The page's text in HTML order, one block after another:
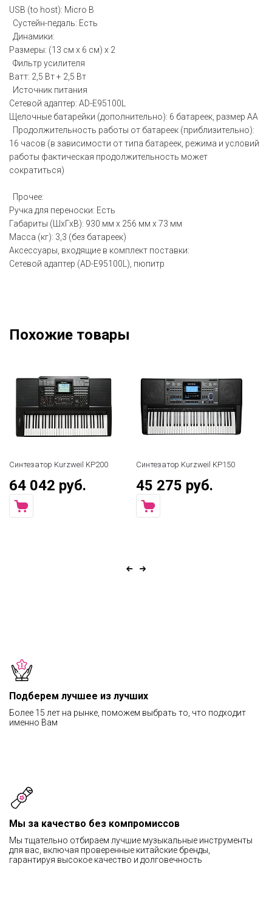
USB (to host): Micro B
Сустейн-педаль: Есть
Динамики:
Размеры: (13 см x 6 см) x 2
Фильтр усилителя
Ватт: 2,5 Вт + 2,5 Вт
Источник питания
Сетевой адаптер: AD-E95100L
Щелочные батарейки (дополнительно): 6 батареек, размер AA
Продолжительность работы от батареек (приблизительно):
16 часов (в зависимости от типа батареек, режима и условий
работы фактическая продолжительность может
сократиться)
Прочее:
Ручка для переноски: Есть
Габариты (ШхГхВ): 930 мм х 256 мм х 73 мм
Масса (кг): 3,3 (без батареек)
Аксессуары, входящие в комплект поставки:
Сетевой адаптер (AD-E95100L), пюпитр
Похожие товары
Kurzweil KP200
руб.
Синтезатор Kurzweil KP150
45 275 руб.
Подберем лучшее из лучших
Более 15 лет на рынке, поможем выбрать то, что подходит
именно Вам
Мы за качество без компромиссов
Мы тщательно отбираем лучшие музыкальные инструменты
для вас, включая проверенные китайские бренды,
гарантируя высокое качество и долговечность